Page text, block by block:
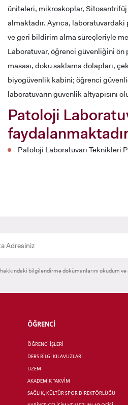
INTERNATIONAL
STUDENT
üniteleri, mikroskoplar,
almaktadır. Ayrıca,
ve geri bildirim alma süreçleriyle
Laboratuvar, öğrenci güvenliğini
masası, doku saklama dolapları,
biyogüvenlik kabini; öğrenci
laboratuvarın güvenlik altyapısını
Patoloji
Patoloji Laboratuvarı Teknikleri
hakkındaki bilgilendirme dokümanlarını okudum
ÖĞRENCİ
ÖĞRENCİ İŞLERİ
DERS BİLGİ KILAVUZLARI
UZEM
AKADEMİK TAKVİM
SAĞLIK, KÜLTÜR SPOR DİREKTÖRLÜĞÜ